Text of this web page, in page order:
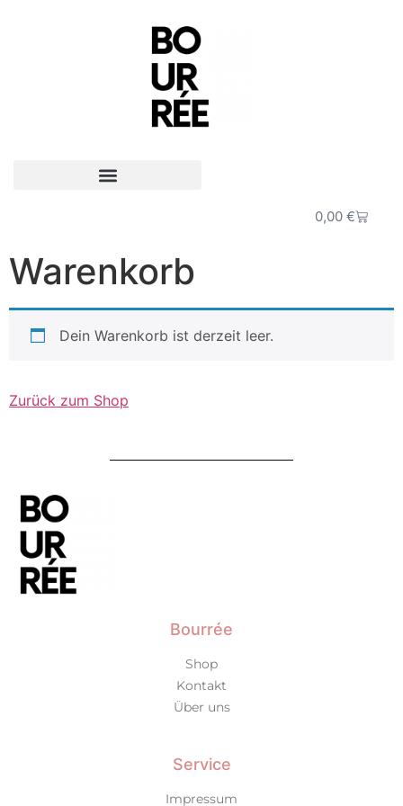
0,00 €
Warenkorb
Dein Warenkorb ist derzeit leer.
Zurück zum Shop
Bourrée
Shop
Kontakt
Über uns
Service
Impressum